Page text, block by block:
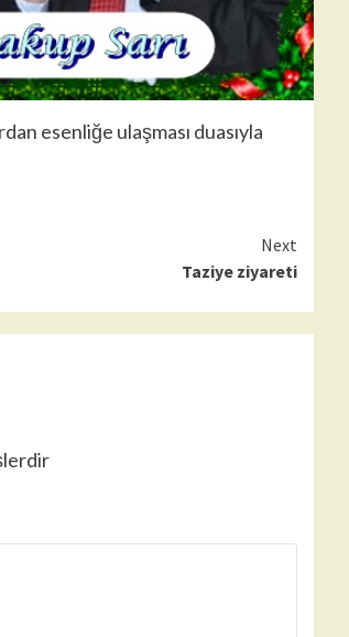
esenliğe ulaşması duasıyla
Next
Taziye ziyareti